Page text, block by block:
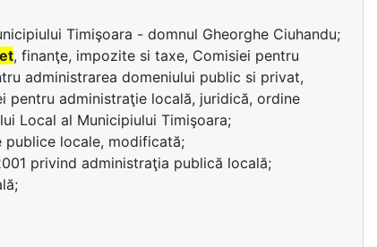
Timişoara - domnul Gheorghe Ciuhandu;
, finanţe, impozite si taxe, Comisiei pentru
administrarea domeniului public si privat,
pentru administraţie locală, juridică, ordine
Local al Municipiului Timişoara;
publice locale, modificată;
privind administraţia publică locală;